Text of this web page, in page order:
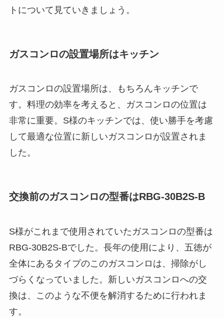
トについて見ていきましょう。
ガスコンロの設置場所はキッチン
ガスコンロの設置場所は、もちろんキッチンで
す。料理の効率を考えると、ガスコンロの位置は
非常に重要。S様のキッチンでは、使い勝手を考慮
して最適な位置に新しいガスコンロが設置されま
した。
交換前のガスコンロの型番はRBG-30B2S-B
S様がこれまで使用されていたガスコンロの型番は
RBG-30B2S-Bでした。長年の使用により、五徳が
全体にあるタイプのこのガスコンロは、掃除がし
づらくなっていました。新しいガスコンロへの交
換は、このような不便を解消するために行われま
す。